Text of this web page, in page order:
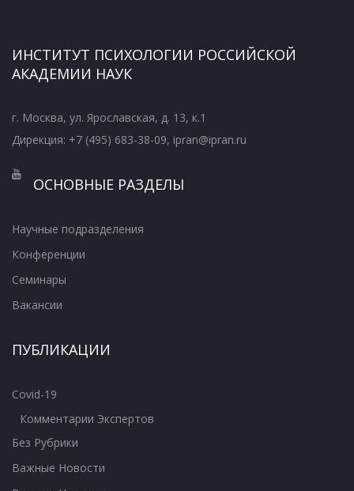
ИНСТИТУТ ПСИХОЛОГИИ РОССИЙСКОЙ
АКАДЕМИИ НАУК
г. Москва, ул. Ярославская, д. 13, к.1
Дирекция: +7 (495) 683-38-09, ipran@ipran.ru
ОСНОВНЫЕ РАЗДЕЛЫ
Научные подразделения
Конференции
Семинары
Вакансии
ПУБЛИКАЦИИ
Covid-19
Комментарии Экспертов
Без Рубрики
Важные Новости